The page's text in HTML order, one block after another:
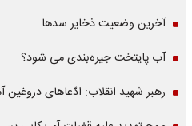
آخرین وضعیت ذخایر سدها
آب پایتخت جیره‌بندی می شود؟
رهبر شهید انقلاب: ادّعاهای دروغین